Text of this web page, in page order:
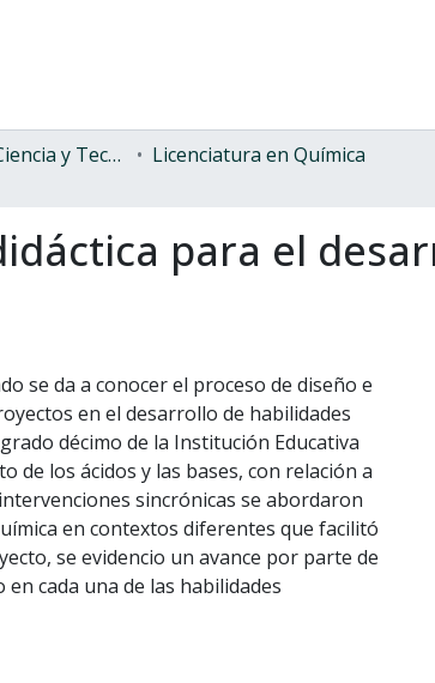
Facultad de Ciencia y Tecnología
Licenciatura en Química
para el
se da a conocer el proceso de diseño e
en el desarrollo de habilidades
décimo de la Institución Educativa
de los ácidos y las bases, con relación a
sincrónicas se abordaron
en contextos diferentes que facilitó
se evidencio un avance por parte de
cada una de las habilidades